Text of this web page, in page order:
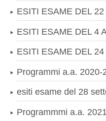
ESITI ESAME DEL
ESITI ESAME DEL 4
ESITI ESAME DEL
Programmi a.a. 2020-
esiti esame del 28
Programmmi a.a.